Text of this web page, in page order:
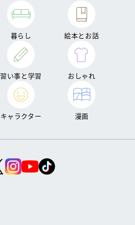
暮らし 絵本とお話
習い事と学習 おしゃれ
キャラクター 漫画